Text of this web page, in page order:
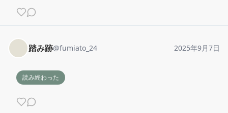
踏み跡@fumiato_24 2025年9月7日
読み終わった